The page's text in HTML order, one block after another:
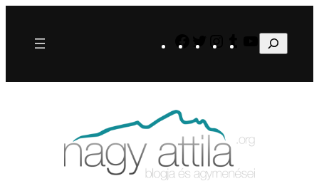
tartalomhoz
Instagram
TumblrYouTube
Keresés